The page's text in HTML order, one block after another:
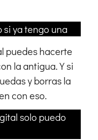
si ya tengo una
puedes hacerte
la antigua. Y si
y borras la
con eso.
solo puedo